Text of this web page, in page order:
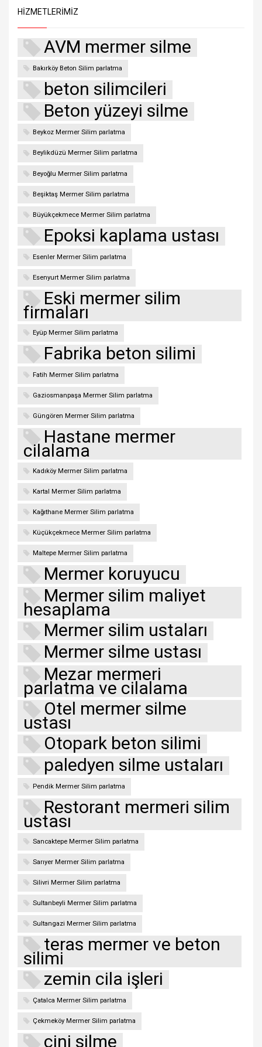
HIZMETLERIMIZ
AVM mermer silme
Bakırköy Beton Silim parlatma
beton silimcileri
Beton yüzeyi silme
Beykoz Mermer Silim parlatma
Beylikdüzü Mermer Silim parlatma
Beyoğlu Mermer Silim parlatma
Beşiktaş Mermer Silim parlatma
Büyükçekmece Mermer Silim parlatma
Epoksi kaplama ustası
Esenler Mermer Silim parlatma
Esenyurt Mermer Silim parlatma
Eski mermer silim
firmaları
Eyüp Mermer Silim parlatma
Fabrika beton silimi
Fatih Mermer Silim parlatma
Gaziosmanpaşa Mermer Silim parlatma
Güngören Mermer Silim parlatma
Hastane mermer
cilalama
Kadıköy Mermer Silim parlatma
Kartal Mermer Silim parlatma
Kağıthane Mermer Silim parlatma
Küçükçekmece Mermer Silim parlatma
Maltepe Mermer Silim parlatma
Mermer koruyucu
Mermer silim maliyet
hesaplama
Mermer silim ustaları
Mermer silme ustası
Mezar mermeri
parlatma ve cilalama
Otel mermer silme
ustası
Otopark beton silimi
paledyen silme ustaları
Pendik Mermer Silim parlatma
Restorant mermeri silim
ustası
Sancaktepe Mermer Silim parlatma
Sarıyer Mermer Silim parlatma
Silivri Mermer Silim parlatma
Sultanbeyli Mermer Silim parlatma
Sultangazi Mermer Silim parlatma
teras mermer ve beton
silimi
zemin cila işleri
Çatalca Mermer Silim parlatma
Çekmeköy Mermer Silim parlatma
çini silme